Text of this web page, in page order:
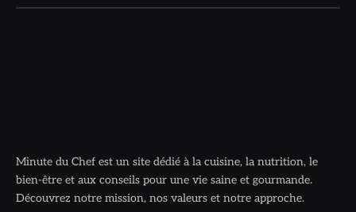
Minute du Chef est un site dédié à la cuisine, la nutrition, le
bien-être et aux conseils pour une vie saine et gourmande.
Découvrez notre mission, nos valeurs et notre approche.